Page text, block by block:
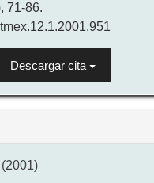
71-86.
Descargar cita